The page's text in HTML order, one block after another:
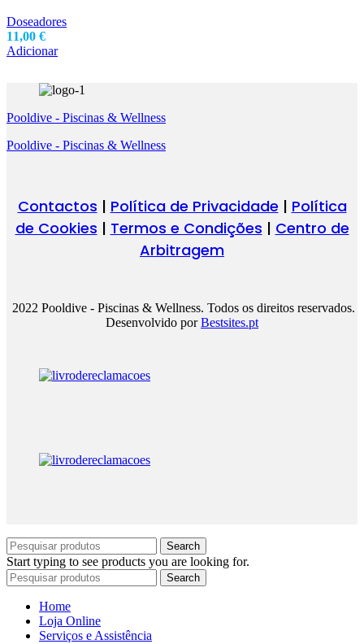
Doseadores
11,00 €
Adicionar
Pooldive - Piscinas & Wellness
Pooldive - Piscinas & Wellness
Contactos | Política de Privacidade | Política
de Cookies | Termos e Condições | Centro de
Arbitragem
2022 Pooldive - Piscinas & Wellness. Todos os direitos reservados.
Desenvolvido porBestsites.pt
Search
Start typing to see products you are looking for.
Search
Home
Loja Online
Serviços e Assistência